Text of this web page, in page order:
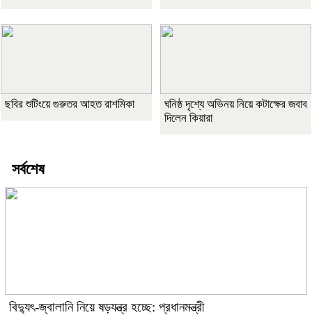
ছবির শুটিংয়ে গুরুতর আহত রাশমিকা
ঘনিষ্ঠ দৃশ্যে অভিনয় নিয়ে কটাক্ষের জবাব
দিলেন কিয়ারা
সর্বশেষ
বিদ্যুৎ-জ্বালানি নিয়ে ষড়যন্ত্র হচ্ছে: প্রধানমন্ত্রী